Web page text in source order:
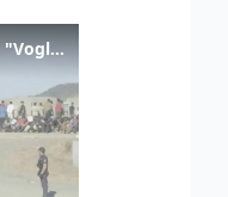
I migranti a Ceuta dormono sulla spiaggia: "Vogliamo entrare in Europa"